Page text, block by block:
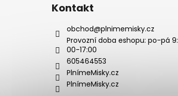
Kontakt
obchod@plnimemisky.cz
Provozní doba eshopu: po-pá 9:
00-17:00
605464553
PlnímeMisky.cz
PlnímeMisky.cz